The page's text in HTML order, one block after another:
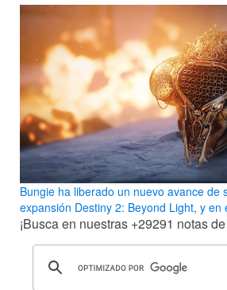
Bungie ha liberado un nuevo avance de
expansión Destiny 2: Beyond Light, y en
¡Busca en nuestras +29291 notas